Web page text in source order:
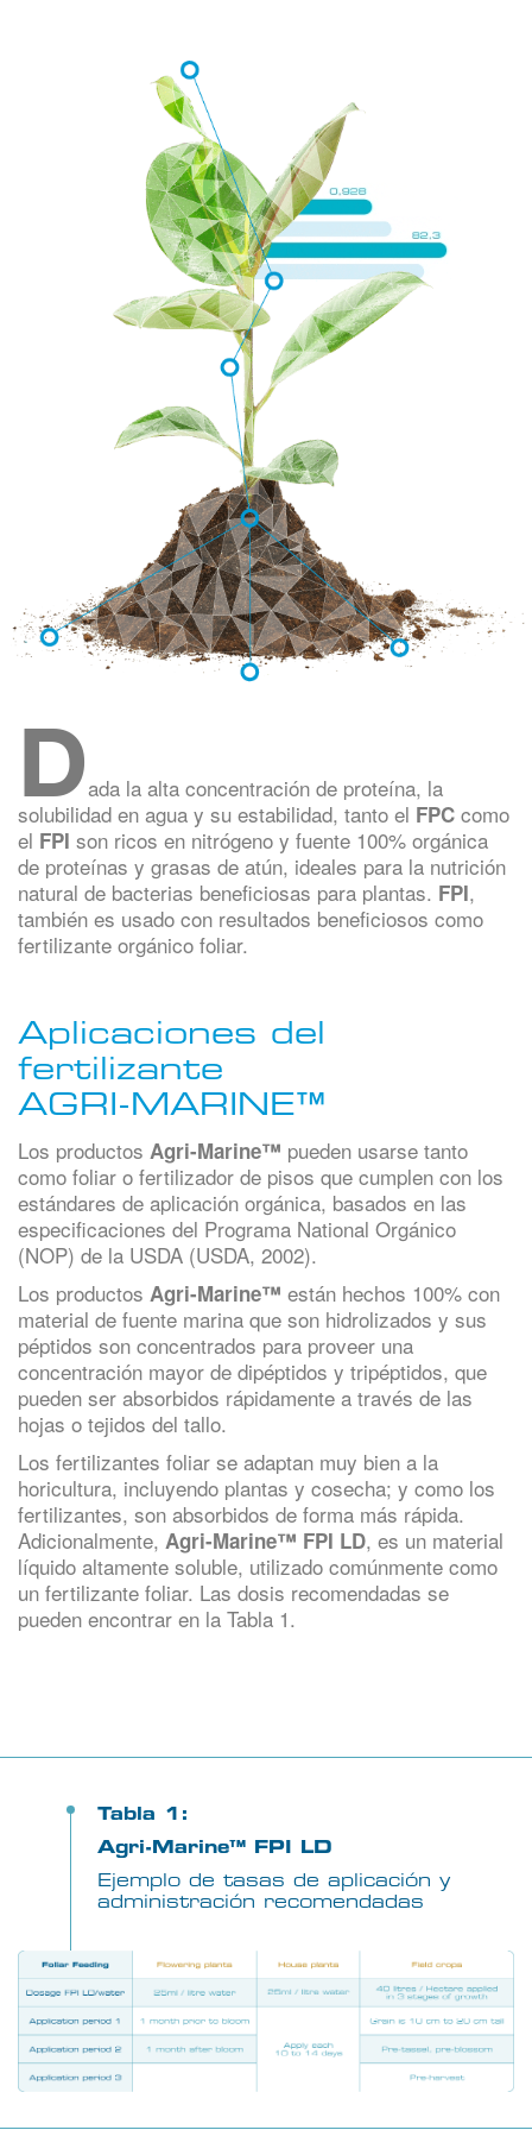
Dada la alta concentración de proteína, la
solubilidad en agua y su estabilidad, tanto el FPC como
el FPI son ricos en nitrógeno y fuente 100% orgánica
de proteínas y grasas de atún, ideales para la nutrición
natural de bacterias beneficiosas para plantas. FPI,
también es usado con resultados beneficiosos como
fertilizante orgánico foliar.
Aplicaciones del
fertilizante
AGRI-MARINE™
Los productos Agri-Marine™ pueden usarse tanto
como foliar o fertilizador de pisos que cumplen con los
estándares de aplicación orgánica, basados en las
especificaciones del Programa National Orgánico
(NOP) de la USDA (USDA, 2002).
Los productos Agri-Marine™ están hechos 100% con
material de fuente marina que son hidrolizados y sus
péptidos son concentrados para proveer una
concentración mayor de dipéptidos y tripéptidos, que
pueden ser absorbidos rápidamente a través de las
hojas o tejidos del tallo.
Los fertilizantes foliar se adaptan muy bien a la
horicultura, incluyendo plantas y cosecha; y como los
fertilizantes, son absorbidos de forma más rápida.
Adicionalmente, Agri-Marine™ FPI LD, es un material
líquido altamente soluble, utilizado comúnmente como
un fertilizante foliar. Las dosis recomendadas se
pueden encontrar en la Tabla 1.
Tabla 1:
Agri-Marine™ FPI LD
Ejemplo de tasas de aplicación y
administración recomendadas